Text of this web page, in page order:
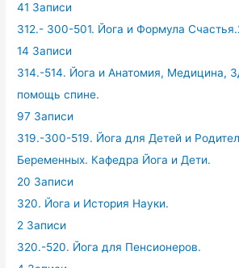
41 Записи
312.- 300-501. Йога и Формула
14 Записи
314.-514. Йога и Анатомия, Медицина,
помощь спине.
97 Записи
319.-300-519. Йога для Детей и
Беременных. Кафедра Йога и Дети.
20 Записи
320. Йога и История Науки.
2 Записи
320.-520. Йога для Пенсионеров.